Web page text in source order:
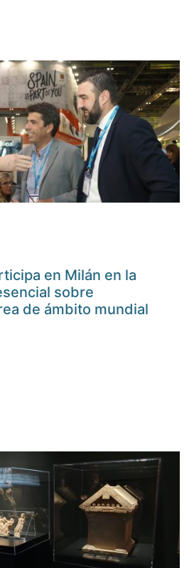
en Milán en la
sobre
de ámbito mundial